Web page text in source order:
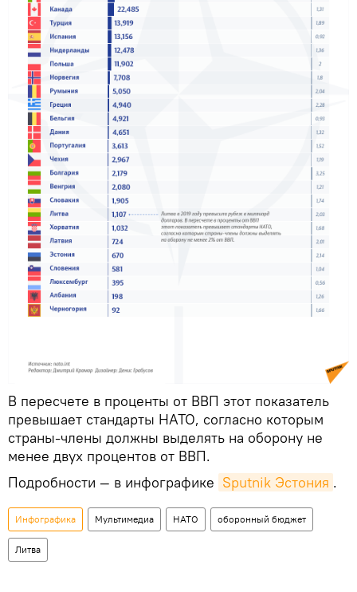
В пересчете в проценты от ВВП этот показатель
превышает стандарты НАТО, согласно которым
страны-члены должны выделять на оборону не
менее двух процентов от ВВП.
Подробности — в инфографике Sputnik Эстония .
Инфографика Мультимедиа НАТО оборонный бюджет
Литва